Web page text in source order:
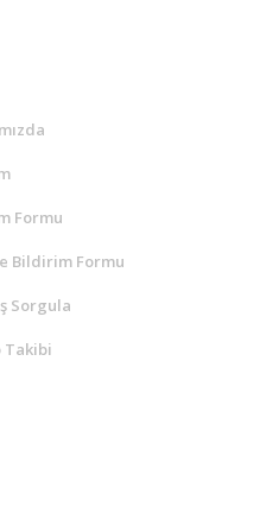
Formu
Bildirim Formu
Sorgula
Takibi